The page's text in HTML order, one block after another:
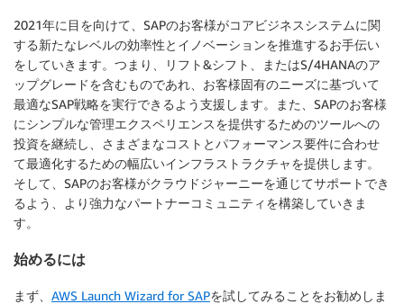
2021年に目を向けて、SAPのお客様がコアビジネスシステムに関
する新たなレベルの効率性とイノベーションを推進するお手伝い
をしていきます。つまり、リフト&シフト、またはS/4HANAのア
ップグレードを含むものであれ、お客様固有のニーズに基づいて
最適なSAP戦略を実行できるよう支援します。また、SAPのお客様
にシンプルな管理エクスペリエンスを提供するためのツールへの
投資を継続し、さまざまなコストとパフォーマンス要件に合わせ
て最適化するための幅広いインフラストラクチャを提供します。
そして、SAPのお客様がクラウドジャーニーを通じてサポートでき
るよう、より強力なパートナーコミュニティを構築していきま
す。
始めるには
まず、 AWS Launch Wizard for SAPを試してみることをお勧めしま